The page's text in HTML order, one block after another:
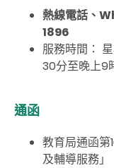
熱線電話、
1896
服務時間：
30分至晚上9
通函
教育局通函
及輔導服務」